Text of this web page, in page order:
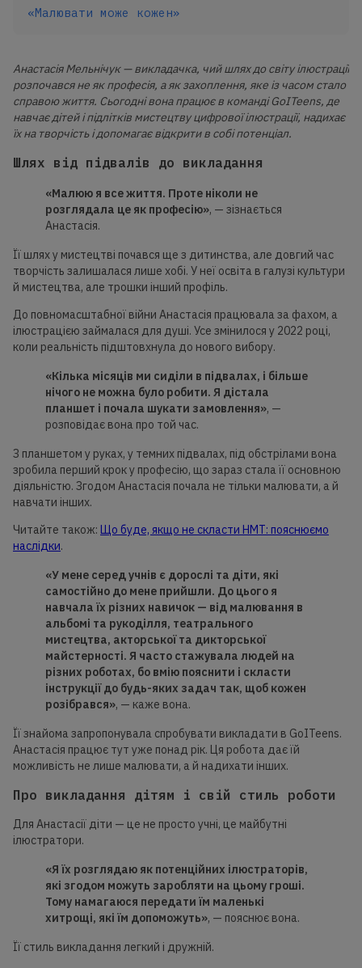
«Малювати може кожен»
Анастасія Мельнічук — викладачка, чий шлях до світу ілюстрації
розпочався не як професія, а як захоплення, яке із часом стало
справою життя. Сьогодні вона працює в команді GoITeens, де
навчає дітей і підлітків мистецтву цифрової ілюстрації, надихає
їх на творчість і допомагає відкрити в собі потенціал.
Шлях від підвалів до викладання
«Малюю я все життя. Проте ніколи не
розглядала це як професію», — зізнається
Анастасія.
Її шлях у мистецтві почався ще з дитинства, але довгий час
творчість залишалася лише хобі. У неї освіта в галузі культури
й мистецтва, але трошки інший профіль.
До повномасштабної війни Анастасія працювала за фахом, а
ілюстрацією займалася для душі. Усе змінилося у 2022 році,
коли реальність підштовхнула до нового вибору.
«Кілька місяців ми сиділи в підвалах, і більше
нічого не можна було робити. Я дістала
планшет і почала шукати замовлення», —
розповідає вона про той час.
З планшетом у руках, у темних підвалах, під обстрілами вона
зробила перший крок у професію, що зараз стала її основною
діяльністю. Згодом Анастасія почала не тільки малювати, а й
навчати інших.
Читайте також: Що буде, якщо не скласти НМТ: пояснюємо
наслідки.
«У мене серед учнів є дорослі та діти, які
самостійно до мене прийшли. До цього я
навчала їх різних навичок — від малювання в
альбомі та рукоділля, театрального
мистецтва, акторської та дикторської
майстерності. Я часто стажувала людей на
різних роботах, бо вмію пояснити і скласти
інструкції до будь-яких задач так, щоб кожен
розібрався», — каже вона.
Її знайома запропонувала спробувати викладати в GoITeens.
Анастасія працює тут уже понад рік. Ця робота дає їй
можливість не лише малювати, а й надихати інших.
Про викладання дітям і свій стиль роботи
Для Анастасії діти — це не просто учні, це майбутні
ілюстратори.
«Я їх розглядаю як потенційних ілюстраторів,
які згодом можуть заробляти на цьому гроші.
Тому намагаюся передати їм маленькі
хитрощі, які їм допоможуть», — пояснює вона.
Її стиль викладання легкий і дружній.